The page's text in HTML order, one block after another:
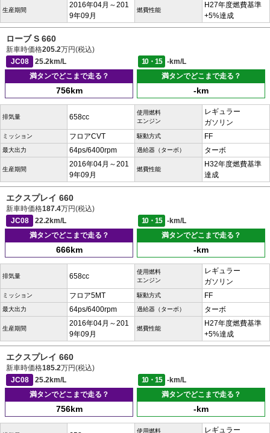
生産期間
2016年04月～201
9年09月
燃費性能
H27年度燃費基準
+5%達成
ローブ S 660
新車時価格205.2万円(税込)
JC08
25.2km/L 10・15
-km/L
満タンでどこまで走る？
756km
満タンでどこまで走る？
-km
排気量 658cc
使用燃料
エンジン
レギュラー
ガソリン
ミッション フロアCVT 駆動方式 FF
最大出力 64ps/6400rpm 過給器（ターボ） ターボ
生産期間
2016年04月～201
9年09月
燃費性能
H32年度燃費基準
達成
エクスプレイ 660
新車時価格187.4万円(税込)
JC08
22.2km/L 10・15
-km/L
満タンでどこまで走る？
666km
満タンでどこまで走る？
-km
排気量 658cc
使用燃料
エンジン
レギュラー
ガソリン
ミッション フロア5MT 駆動方式 FF
最大出力 64ps/6400rpm 過給器（ターボ） ターボ
生産期間
2016年04月～201
9年09月
燃費性能
H27年度燃費基準
+5%達成
エクスプレイ 660
新車時価格185.2万円(税込)
JC08
25.2km/L 10・15
-km/L
満タンでどこまで走る？
756km
満タンでどこまで走る？
-km
使用燃料 レギュラー